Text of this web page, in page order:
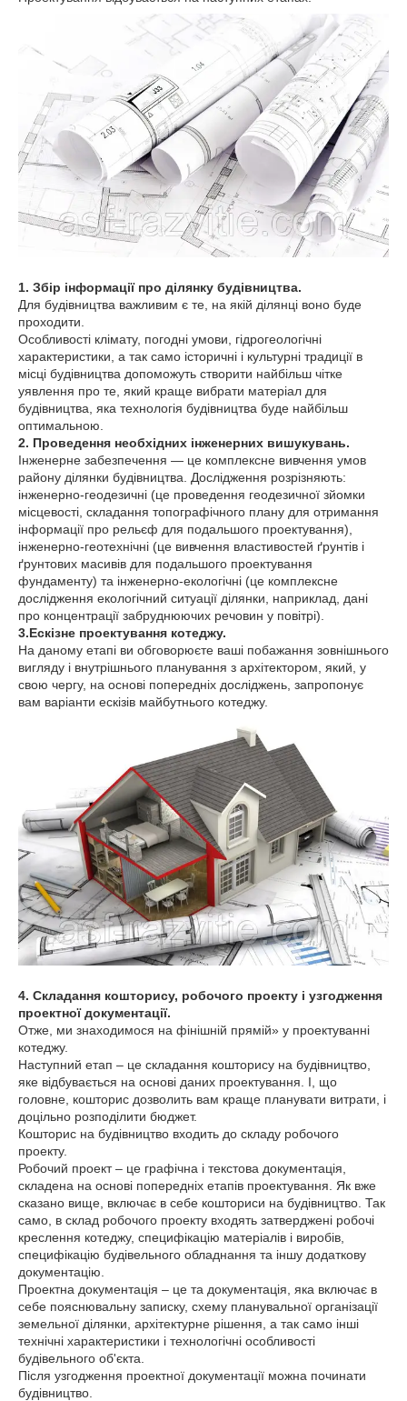
1. Збір інформації про ділянку будівництва.
Для будівництва важливим є те, на якій ділянці воно буде
проходити.
Особливості клімату, погодні умови, гідрогеологічні
характеристики, а так само історичні і культурні традиції в
місці будівництва допоможуть створити найбільш чітке
уявлення про те, який краще вибрати матеріал для
будівництва, яка технологія будівництва буде найбільш
оптимальною.
2. Проведення необхідних інженерних вишукувань.
Інженерне забезпечення ― це комплексне вивчення умов
району ділянки будівництва. Дослідження розрізняють:
інженерно-геодезичні (це проведення геодезичної зйомки
місцевості, складання топографічного плану для отримання
інформації про рельєф для подальшого проектування),
інженерно-геотехнічні (це вивчення властивостей ґрунтів і
ґрунтових масивів для подальшого проектування
фундаменту) та інженерно-екологічні (це комплексне
дослідження екологічний ситуації ділянки, наприклад, дані
про концентрації забруднюючих речовин у повітрі).
3.Ескізне проектування котеджу.
На даному етапі ви обговорюєте ваші побажання зовнішнього
вигляду і внутрішнього планування з архітектором, який, у
свою чергу, на основі попередніх досліджень, запропонує
вам варіанти ескізів майбутнього котеджу.
4. Складання кошторису, робочого проекту і узгодження
проектної документації.
Отже, ми знаходимося на фінішній прямій» у проектуванні
котеджу.
Наступний етап – це складання кошторису на будівництво,
яке відбувається на основі даних проектування. І, що
головне, кошторис дозволить вам краще планувати витрати, і
доцільно розподілити бюджет.
Кошторис на будівництво входить до складу робочого
проекту.
Робочий проект – це графічна і текстова документація,
складена на основі попередніх етапів проектування. Як вже
сказано вище, включає в себе кошториси на будівництво. Так
само, в склад робочого проекту входять затверджені робочі
креслення котеджу, специфікацію матеріалів і виробів,
специфікацію будівельного обладнання та іншу додаткову
документацію.
Проектна документація – це та документація, яка включає в
себе пояснювальну записку, схему планувальної організації
земельної ділянки, архітектурне рішення, а так само інші
технічні характеристики і технологічні особливості
будівельного об'єкта.
Після узгодження проектної документації можна починати
будівництво.